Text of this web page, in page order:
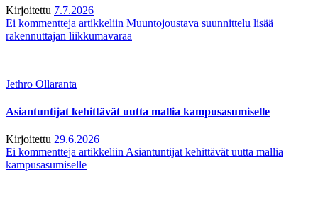
Kirjoitettu 7.7.2026
Ei kommentteja artikkeliin Muuntojoustava suunnittelu lisää
rakennuttajan liikkumavaraa
Jethro Ollaranta
Asiantuntijat kehittävät uutta mallia kampusasumiselle
Kirjoitettu 29.6.2026
Ei kommentteja artikkeliin Asiantuntijat kehittävät uutta mallia
kampusasumiselle